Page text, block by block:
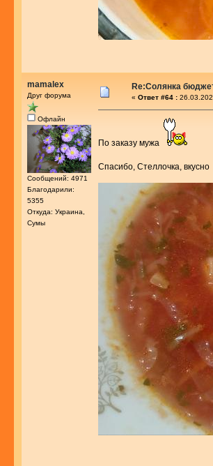
mamalex
Друг форума
Офлайн
Сообщений: 4971
Благодарили:
5355
Откуда: Украина,
Сумы
Re:Солянка
« Ответ #64 :
По заказу мужа
Спасибо, Стеллочка, вкусно